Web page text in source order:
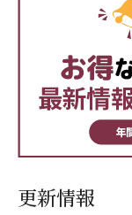
更新情報